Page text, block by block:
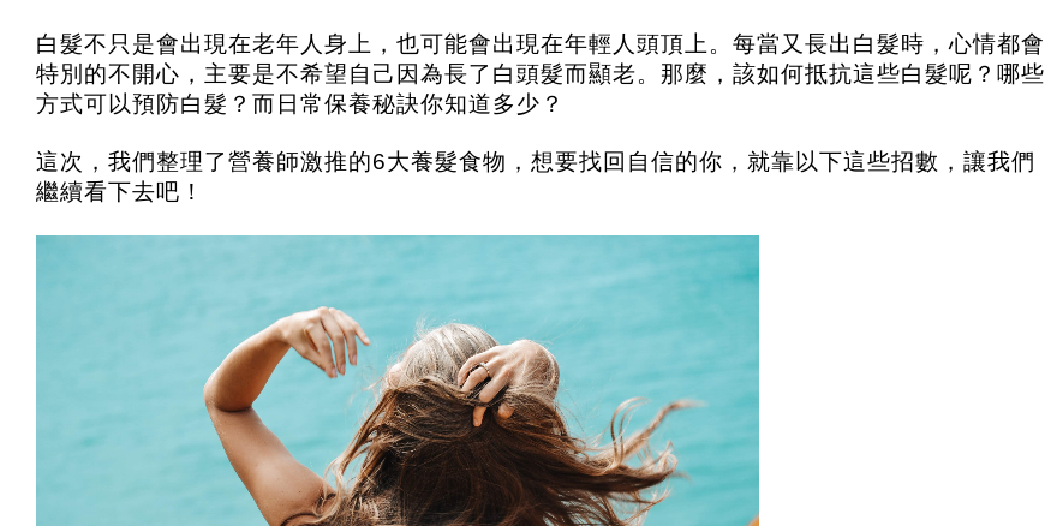
白髮不只是會出現在老年人身上，也可能會出現在年輕人頭頂上。每當又長出白髮時，心情都會
特別的不開心，主要是不希望自己因為長了白頭髮而顯老。那麼，該如何抵抗這些白髮呢？哪些
方式可以預防白髮？而日常保養秘訣你知道多少？
這次，我們整理了營養師激推的6大養髮食物，想要找回自信的你，就靠以下這些招數，讓我們
繼續看下去吧！